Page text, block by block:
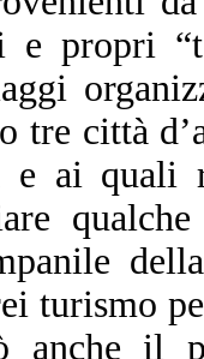
e propri
tre città
e ai
turismo
anche il